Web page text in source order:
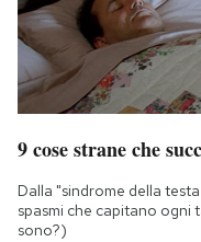
9 cose strane che
Dalla "sindrome della
spasmi che capitano ogni
sono?)